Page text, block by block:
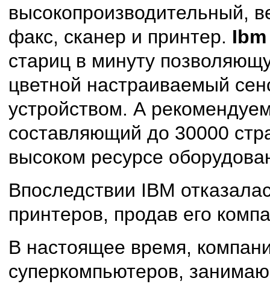
высокопроизводительный,
факс, сканер и принтер.
стариц в минуту
цветной настраиваемый
устройством. А
составляющий до 30000
высоком ресурсе
Впоследствии IBM
принтеров, продав его
В настоящее время,
суперкомпьютеров,